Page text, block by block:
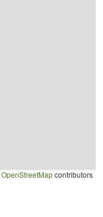
OpenStreetMapcontributors